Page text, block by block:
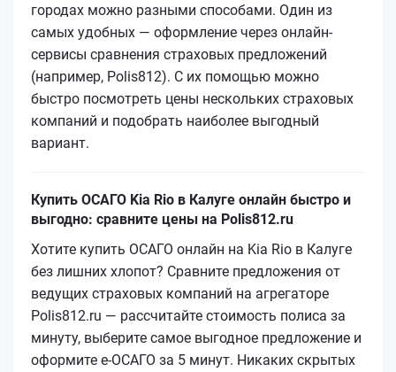
городах можно разными способами. Один из
самых удобных — оформление через онлайн-
сервисы сравнения страховых предложений
(например, Polis812). С их помощью можно
быстро посмотреть цены нескольких страховых
компаний и подобрать наиболее выгодный
вариант.
Купить ОСАГО Kia Rio в Калуге онлайн быстро и
выгодно: сравните цены на Polis812.ru
Хотите купить ОСАГО онлайн на Kia Rio в Калуге
без лишних хлопот? Сравните предложения от
ведущих страховых компаний на агрегаторе
Polis812.ru — рассчитайте стоимость полиса за
минуту, выберите самое выгодное предложение и
оформите е‑ОСАГО за 5 минут. Никаких скрытых